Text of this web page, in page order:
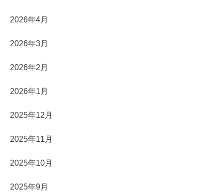
2026年4月
2026年3月
2026年2月
2026年1月
2025年12月
2025年11月
2025年10月
2025年9月